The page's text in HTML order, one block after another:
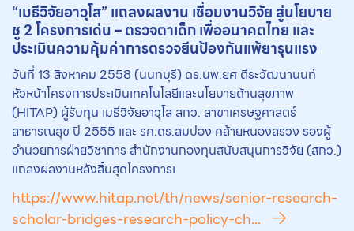
“เมธีวิจัยอาวุโส” แถลงผลงาน เชื่อมงานวิจัย สู่นโยบาย
ชู 2 โครงการเด่น – ตรวจตาเด็ก เพื่ออนาคตไทย และ
ประเมินความคุ้มค่าการตรวจยีนป้องกันแพ้ยารุนแรง
วันที่ 13 สิงหาคม 2558 (นนทบุรี) ดร.นพ.ยศ ตีระวัฒนานนท์
หัวหน้าโครงการประเมินเทคโนโลยีและนโยบายด้านสุขภาพ
(HITAP) ผู้รับทุน เมธีวิจัยอาวุโส สกว. สาขาเศรษฐศาสตร์
สาธารณสุข ปี 2555 และ รศ.ดร.สมปอง คล้ายหนองสรวง รองผู้
อำนวยการฝ่ายวิชาการ สำนักงานกองทุนสนับสนุนการวิจัย (สกว.)
แถลงผลงานหลังสิ้นสุดโครงการเ
https://www.hitap.net/th/news/senior-research-
scholar-bridges-research-policy-ch...